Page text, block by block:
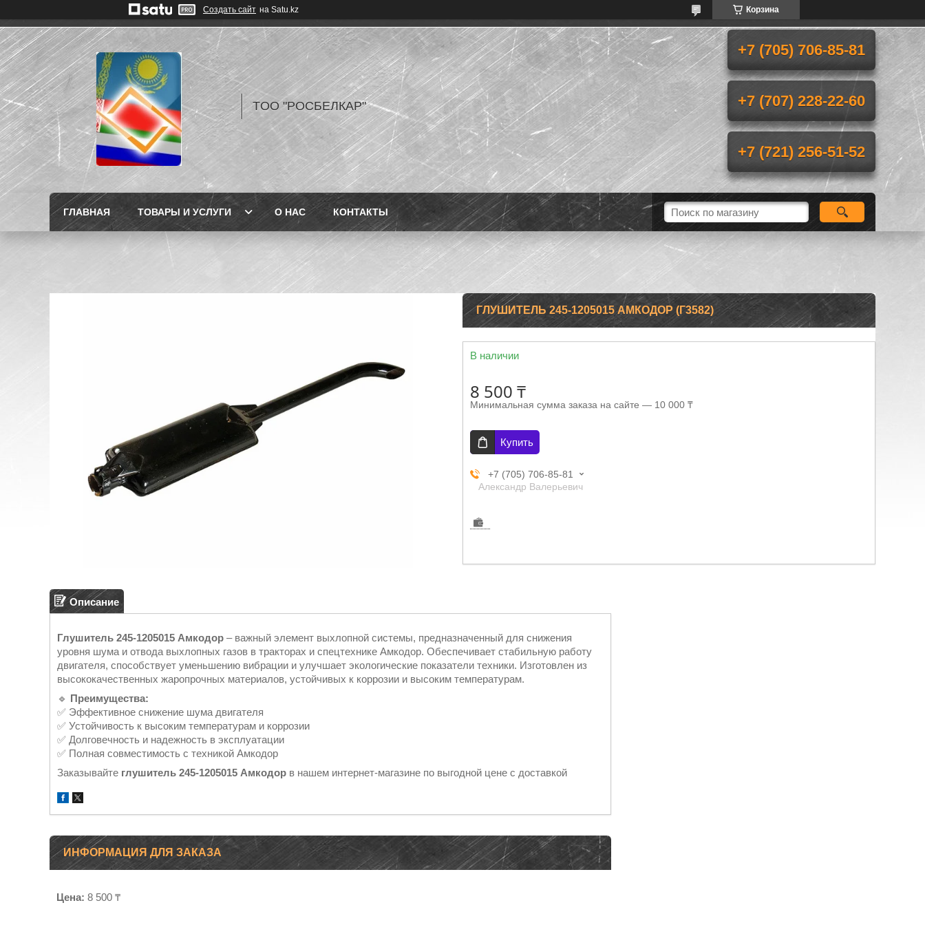
Создать сайт на Satu.kz Корзина
TOO "РОСБЕЛКАР"
+7 (705) 706-85-81
+7 (707) 228-22-60
+7 (721) 256-51-52
ГЛАВНАЯ ТОВАРЫ И УСЛУГИ О НАС КОНТАКТЫ
ГЛУШИТЕЛЬ 245-1205015 АМКОДОР (Г3582)
В наличии
8 500 ₸
Минимальная сумма заказа на сайте — 10 000 ₸
Купить
+7 (705) 706-85-81
Александр Валерьевич
Описание
Глушитель 245-1205015 Амкодор – важный элемент выхлопной системы, предназначенный для снижения
уровня шума и отвода выхлопных газов в тракторах и спецтехнике Амкодор. Обеспечивает стабильную работу
двигателя, способствует уменьшению вибрации и улучшает экологические показатели техники. Изготовлен из
высококачественных жаропрочных материалов, устойчивых к коррозии и высоким температурам.
🔹 Преимущества:
✅ Эффективное снижение шума двигателя
✅ Устойчивость к высоким температурам и коррозии
✅ Долговечность и надежность в эксплуатации
✅ Полная совместимость с техникой Амкодор
Заказывайте глушитель 245-1205015 Амкодор в нашем интернет-магазине по выгодной цене с доставкой
ИНФОРМАЦИЯ ДЛЯ ЗАКАЗА
Цена: 8 500 ₸